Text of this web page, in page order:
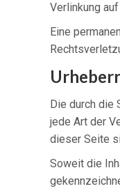
Verlinkung
Eine
Die durch die
jede Art der
dieser Seite
Soweit die